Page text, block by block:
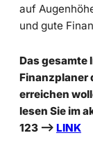
auf
und gute
Das gesamte
Finanzplaner
erreichen
lesen Sie im
123 –> LINK